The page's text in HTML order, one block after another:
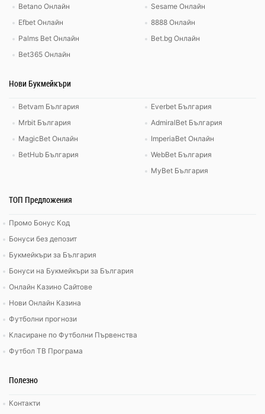
Betano Онлайн
Efbet Онлайн
Palms Bet Онлайн
Bet365 Онлайн
Sesame Онлайн
8888 Онлайн
Bet.bg Онлайн
Нови Букмейкъри
Betvam България
Mrbit България
MagicBet Онлайн
BetHub България
Everbet България
AdmiralBet България
ImperiaBet Онлайн
WebBet България
MyBet България
ТОП Предложения
Промо Бонус Код
Бонуси без депозит
Букмейкъри за България
Бонуси на Букмейкъри за България
Онлайн Казино Сайтове
Нови Онлайн Казина
Футболни прогнози
Класиране по Футболни Първенства
Футбол ТВ Програма
Полезно
Контакти